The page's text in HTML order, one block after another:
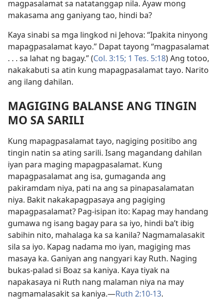
magpasalamat sa natatanggap nila. Ayaw mong
makasama ang ganiyang tao, hindi ba?
Kaya sinabi sa mga lingkod ni Jehova: “Ipakita ninyong
mapagpasalamat kayo.” Dapat tayong “magpasalamat
. . . sa lahat ng bagay.” (Col. 3:15; 1 Tes. 5:18) Ang totoo,
nakakabuti sa atin kung mapagpasalamat tayo. Narito
ang ilang dahilan.
MAGIGING BALANSE ANG TINGIN
MO SA SARILI
Kung mapagpasalamat tayo, nagiging positibo ang
tingin natin sa ating sarili. Isang magandang dahilan
iyan para maging mapagpasalamat. Kung
mapagpasalamat ang isa, gumaganda ang
pakiramdam niya, pati na ang sa pinapasalamatan
niya. Bakit nakakapagpasaya ang pagiging
mapagpasalamat? Pag-isipan ito: Kapag may handang
gumawa ng isang bagay para sa iyo, hindi ba’t ibig
sabihin nito, mahalaga ka sa kanila? Nagmamalasakit
sila sa iyo. Kapag nadama mo iyan, magiging mas
masaya ka. Ganiyan ang nangyari kay Ruth. Naging
bukas-palad si Boaz sa kaniya. Kaya tiyak na
napakasaya ni Ruth nang malaman niya na may
nagmamalasakit sa kaniya.​—Ruth 2:10-13.